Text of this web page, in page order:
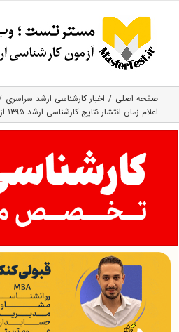
content
صفحه اصلی
اخبار کارشناسی ارشد سراسری
اعلام زمان انتشار نتایج کارشناسی ارشد ۱۳۹۵ از سوی مشاور سازمان سنجش